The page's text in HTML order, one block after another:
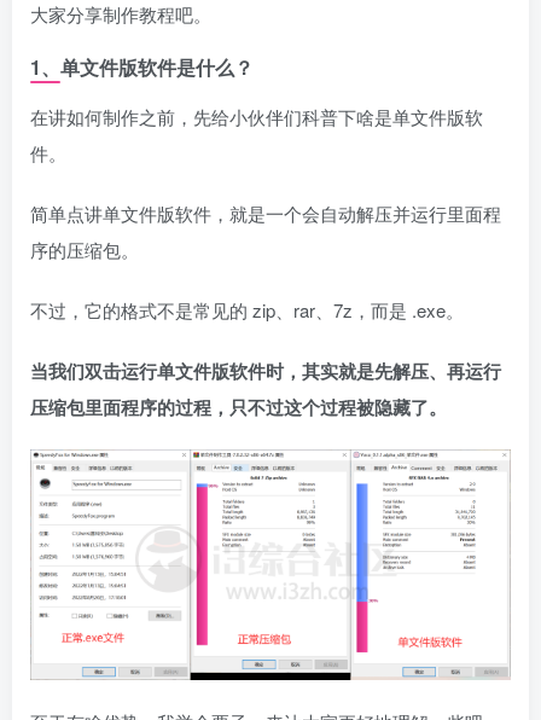
大家分享制作教程吧。
1、单文件版软件是什么？
在讲如何制作之前，先给小伙伴们科普下啥是单文件版软
件。
简单点讲单文件版软件，就是一个会自动解压并运行里面程
序的压缩包。
不过，它的格式不是常见的 zip、rar、7z，而是 .exe。
当我们双击运行单文件版软件时，其实就是先解压、再运行
压缩包里面程序的过程，只不过这个过程被隐藏了。